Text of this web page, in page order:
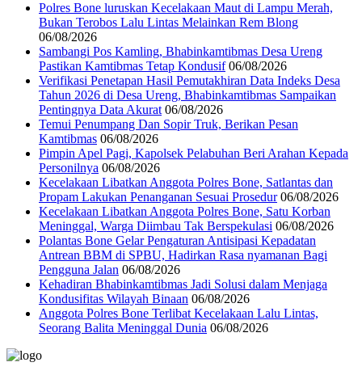
Polres Bone luruskan Kecelakaan Maut di Lampu Merah,
Bukan Terobos Lalu Lintas Melainkan Rem Blong
06/08/2026
Sambangi Pos Kamling, Bhabinkamtibmas Desa Ureng
Pastikan Kamtibmas Tetap Kondusif 06/08/2026
Verifikasi Penetapan Hasil Pemutakhiran Data Indeks Desa
Tahun 2026 di Desa Ureng, Bhabinkamtibmas Sampaikan
Pentingnya Data Akurat 06/08/2026
Temui Penumpang Dan Sopir Truk, Berikan Pesan
Kamtibmas 06/08/2026
Pimpin Apel Pagi, Kapolsek Pelabuhan Beri Arahan Kepada
Personilnya 06/08/2026
Kecelakaan Libatkan Anggota Polres Bone, Satlantas dan
Propam Lakukan Penanganan Sesuai Prosedur 06/08/2026
Kecelakaan Libatkan Anggota Polres Bone, Satu Korban
Meninggal, Warga Diimbau Tak Berspekulasi 06/08/2026
Polantas Bone Gelar Pengaturan Antisipasi Kepadatan
Antrean BBM di SPBU, Hadirkan Rasa nyamanan Bagi
Pengguna Jalan 06/08/2026
Kehadiran Bhabinkamtibmas Jadi Solusi dalam Menjaga
Kondusifitas Wilayah Binaan 06/08/2026
Anggota Polres Bone Terlibat Kecelakaan Lalu Lintas,
Seorang Balita Meninggal Dunia 06/08/2026